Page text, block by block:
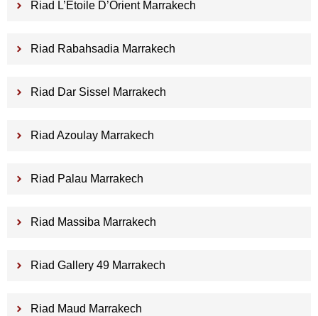
Riad L’Etoile D’Orient Marrakech
Riad Rabahsadia Marrakech
Riad Dar Sissel Marrakech
Riad Azoulay Marrakech
Riad Palau Marrakech
Riad Massiba Marrakech
Riad Gallery 49 Marrakech
Riad Maud Marrakech